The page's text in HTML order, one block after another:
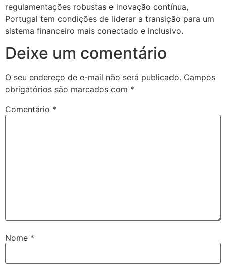
regulamentações robustas e inovação contínua,
Portugal tem condições de liderar a transição para um
sistema financeiro mais conectado e inclusivo.
Deixe um comentário
O seu endereço de e-mail não será publicado. Campos
obrigatórios são marcados com *
Comentário *
Nome *